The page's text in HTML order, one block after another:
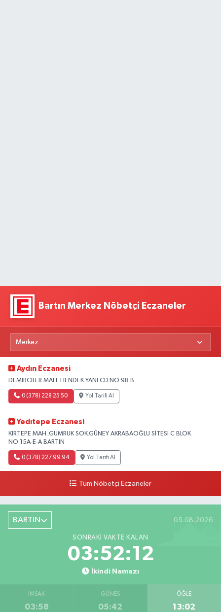
Bartın Merkez Nöbetçi Eczaneler
Aydın Eczanesi
DEMİRCİLER MAH. HENDEK YANI CD.NO:98 B
0 (378) 228 25 50 Yol Tarifi Al
Yedıtepe Eczanesi
KIRTEPE MAH..GUMRUK SOK.GÜNEY AKRABAOĞLU SİTESİ C BLOK
NO:15A-E-A BARTIN
0 (378) 227 99 94 Yol Tarifi Al
Tüm Nöbetçi Eczaneler
BARTIN 05.08.2026
SONRAKI VAKTE KALAN
03:52:11
İkindi Namazı
İMSAK
03:58
GÜNEŞ
05:42
ÖĞLE
13:02